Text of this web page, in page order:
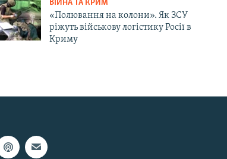
ВІЙНА ТА КРИМ
«Полювання на колони». Як ЗСУ
ріжуть військову логістику Росії в
Криму